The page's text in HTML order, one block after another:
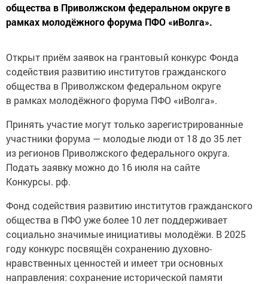
общества в Приволжском федеральном округе в
рамках молодёжного форума ПФО «иВолга».
Открыт приём заявок на грантовый конкурс Фонда
содействия развитию институтов гражданского
общества в Приволжском федеральном округе
в рамках молодёжного форума ПФО «иВолга».
Принять участие могут только зарегистрированные
участники форума — молодые люди от 18 до 35 лет
из регионов Приволжского федерального округа.
Подать заявку можно до 16 июля на сайте
Конкурсы. рф.
Фонд содействия развитию институтов гражданского
общества в ПФО уже более 10 лет поддерживает
социально значимые инициативы молодёжи. В 2025
году конкурс посвящён сохранению духовно-
нравственных ценностей и имеет три основных
направления: сохранение исторической памяти